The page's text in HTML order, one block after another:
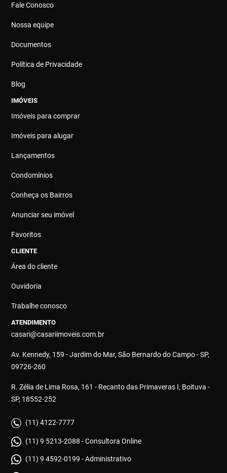
Fale Conosco
Nossa equipe
Documentos
Política de Privacidade
Blog
IMÓVEIS
Imóveis para comprar
Imóveis para alugar
Lançamentos
Condomínios
Conheça os Bairros
Anunciar seu imóvel
Favoritos
CLIENTE
Área do cliente
Ouvidoria
Trabalhe conosco
ATENDIMENTO
casari@casariimoveis.com.br
Av. Kennedy, 159 - Jardim do Mar, São Bernardo do Campo - SP,
09726-260
R. Zélia de Lima Rosa, 161 - Recanto das Primaveras I, Boituva -
SP, 18552-252
(11) 4122-7777
(11) 9 5213-2088 - Consultora Online
(11) 9 4592-0199 - Administrativo